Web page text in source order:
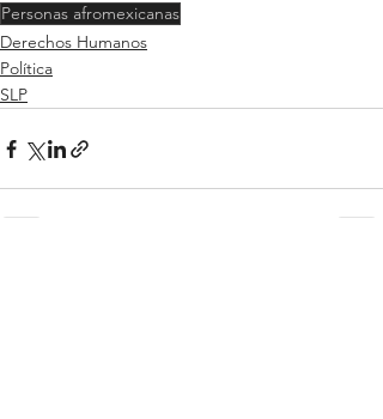
Personas afromexicanas
Derechos Humanos
Política
SLP